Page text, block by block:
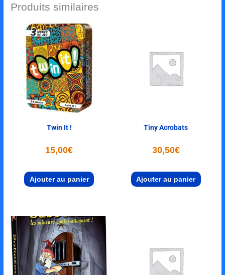
Produits similaires
Twin It !
15,00€
Ajouter au panier
Tiny Acrobats
30,50€
Ajouter au panier